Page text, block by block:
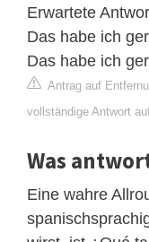
Erwartete
Das habe ich
Das habe ich
Antrag auf
vollständige Antwort
Was
Eine wahre